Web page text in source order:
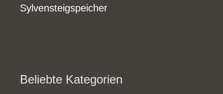
Sylvensteigspeicher
Beliebte Kategorien